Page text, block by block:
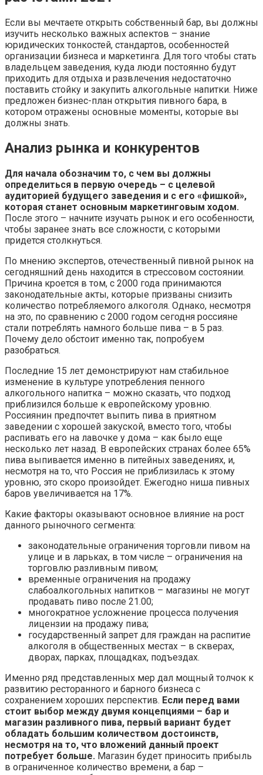
Если вы мечтаете открыть собственный бар, вы должны
изучить несколько важных аспектов – знание
юридических тонкостей, стандартов, особенностей
организации бизнеса и маркетинга. Для того чтобы стать
владельцем заведения, куда люди постоянно будут
приходить для отдыха и развлечения недостаточно
поставить стойку и закупить алкогольные напитки. Ниже
предложен бизнес-план открытия пивного бара, в
котором отражены основные моменты, которые вы
должны знать.
Анализ рынка и конкурентов
Для начала обозначим то, с чем вы должны
определиться в первую очередь – с целевой
аудиторией будущего заведения и с его «фишкой»,
которая станет основным маркетинговым ходом.
После этого – начните изучать рынок и его особенности,
чтобы заранее знать все сложности, с которыми
придется столкнуться.
По мнению экспертов, отечественный пивной рынок на
сегодняшний день находится в стрессовом состоянии.
Причина кроется в том, с 2000 года принимаются
законодательные акты, которые призваны снизить
количество потребляемого алкоголя. Однако, несмотря
на это, по сравнению с 2000 годом сегодня россияне
стали потреблять намного больше пива – в 5 раз.
Почему дело обстоит именно так, попробуем
разобраться.
Последние 15 лет демонстрируют нам стабильное
изменение в культуре употребления пенного
алкогольного напитка – можно сказать, что подход
приблизился больше к европейскому уровню.
Россиянин предпочтет выпить пива в приятном
заведении с хорошей закуской, вместо того, чтобы
распивать его на лавочке у дома – как было еще
несколько лет назад. В европейских странах более 65%
пива выпивается именно в питейных заведениях, и,
несмотря на то, что Россия не приблизилась к этому
уровню, это скоро произойдет. Ежегодно ниша пивных
баров увеличивается на 17%.
Какие факторы оказывают основное влияние на рост
данного рыночного сегмента:
законодательные ограничения торговли пивом на
улице и в ларьках, в том числе – ограничения на
торговлю разливным пивом;
временные ограничения на продажу
слабоалкогольных напитков – магазины не могут
продавать пиво после 21.00;
многократное усложнение процесса получения
лицензии на продажу пива;
государственный запрет для граждан на распитие
алкоголя в общественных местах – в скверах,
дворах, парках, площадках, подъездах.
Именно ряд представленных мер дал мощный толчок к
развитию ресторанного и барного бизнеса с
сохранением хороших перспектив. Если перед вами
стоит выбор между двумя концепциями – бар и
магазин разливного пива, первый вариант будет
обладать большим количеством достоинств,
несмотря на то, что вложений данный проект
потребует больше. Магазин будет приносить прибыль
в ограниченное количество времени, а бар –